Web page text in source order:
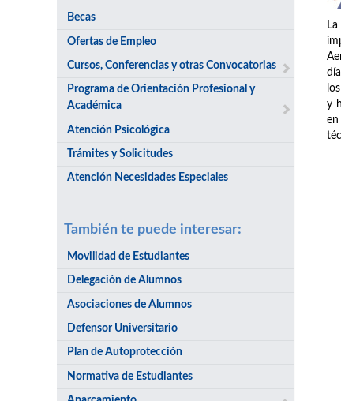
Becas
Ofertas de Empleo
Cursos, Conferencias y otras Convocatorias
Programa de Orientación Profesional y
Académica
Atención Psicológica
Trámites y Solicitudes
Atención Necesidades Especiales
También te puede interesar:
Movilidad de Estudiantes
Delegación de Alumnos
Asociaciones de Alumnos
Defensor Universitario
Plan de Autoprotección
Normativa de Estudiantes
y